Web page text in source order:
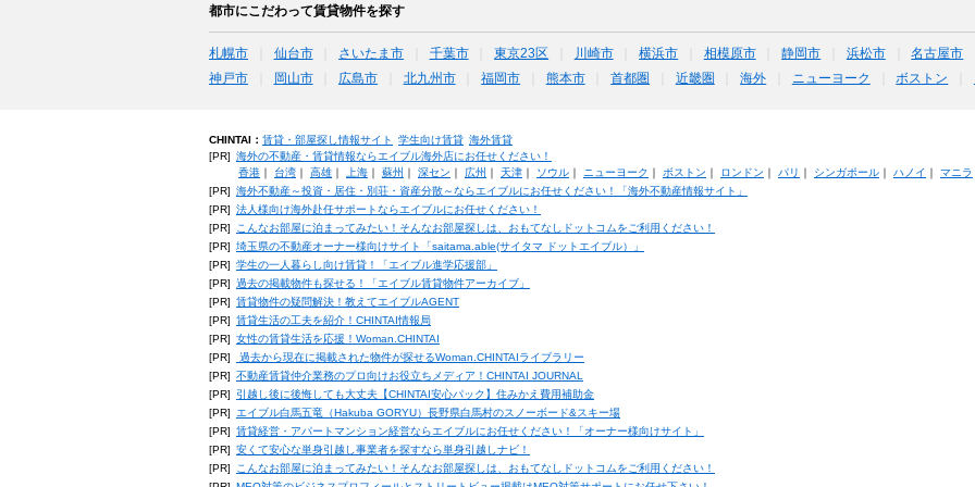
都市にこだわって賃貸物件を探す
札幌市 仙台市 さいたま市 千葉市 東京23区 川崎市 横浜市 相模原市 静岡市 浜松市 名古屋市
神戸市
岡山市 広島市 北九州市 福岡市 熊本市 首都圏 近畿圏 海外 ニューヨーク ボストン
CHINTAI： 賃貸・部屋探し情報サイト 学生向け賃貸 海外賃貸
[PR] 海外の不動産・賃貸情報ならエイブル海外店にお任せください！
香港｜ 台湾｜ 高雄｜ 上海｜ 蘇州 ｜ 深セン ｜ 広州 ｜ 天津｜ ソウル｜ ニューヨーク ｜ ボストン ｜ ロンドン ｜ パリ ｜ シンガポール｜ ハノイ ｜ マニラ
[PR] 海外不動産～投資・居住・別荘・資産分散～ならエイブルにお任せください！「海外不動産情報サイト」
[PR] 法人様向け海外赴任サポートならエイブルにお任せください！
[PR]
こんなお部屋に泊まってみたい！そんなお部屋探しは、おもてなしドットコムをご利用ください！
[PR] 埼玉県の不動産オーナー様向けサイト「saitama.able(サイタマ ドットエイブル）」
[PR] 学生の一人暮らし向け賃貸！「エイブル進学応援部」
[PR] 過去の掲載物件も探せる！「エイブル賃貸物件アーカイブ」
[PR] 賃貸物件の疑問解決！教えてエイブルAGENT
[PR] 賃貸生活の工夫を紹介！CHINTAI情報局
[PR] 女性の賃貸生活を応援！Woman.CHINTAI
[PR]
過去から現在に掲載された物件が探せるWoman.CHINTAIライブラリー
[PR] 不動産賃貸仲介業務のプロ向けお役立ちメディア！CHINTAI JOURNAL
[PR]
引越し後に後悔しても大丈夫【CHINTAI安心パック】住みかえ費用補助金
[PR]
エイブル白馬五竜（Hakuba GORYU）長野県白馬村のスノーボード&スキー場
[PR] 賃貸経営・アパートマンション経営ならエイブルにお任せください！「オーナー様向けサイト」
[PR] 安くて安心な単身引越し事業者を探すなら単身引越しナビ！
[PR]
こんなお部屋に泊まってみたい！そんなお部屋探しは、おもてなしドットコムをご利用ください！